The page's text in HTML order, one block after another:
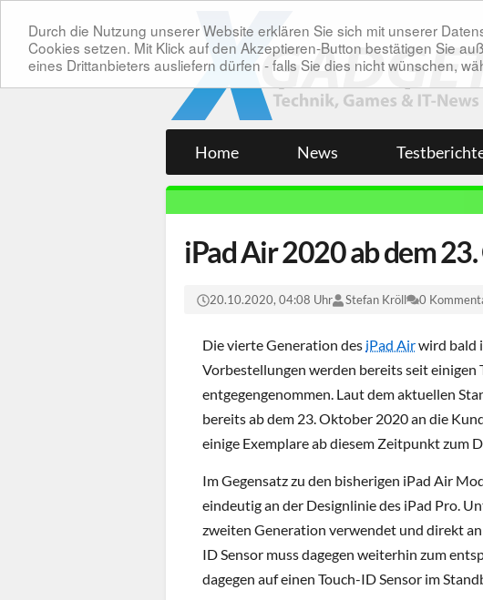
Durch die Nutzung unserer Website erklären Sie sich mit unserer
Cookies setzen. Mit Klick auf den Akzeptieren-Button bestätigen Sie
eines Drittanbieters ausliefern dürfen - falls Sie dies nicht wünschen,
Home News
iPad Air 2020 ab dem
20.10.2020, 04:08 Uhr Stefan Kröll 0
Die vierte Generation des iPad Airwird bald
Vorbestellungen werden bereits seit einigen
entgegengenommen. Laut dem aktuellen
bereits ab dem 23. Oktober 2020 an die
einige Exemplare ab diesem Zeitpunkt zum
Im Gegensatz zu den bisherigen iPad Air
eindeutig an der Designlinie des iPad Pro.
zweiten Generation verwendet und direkt
ID Sensor muss dagegen weiterhin zum
dagegen auf einen Touch-ID Sensor im